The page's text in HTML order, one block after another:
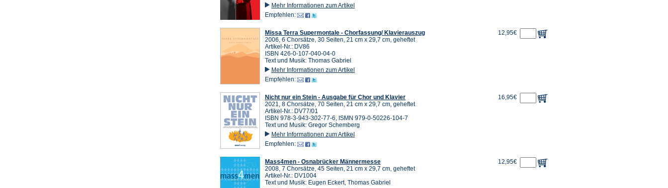
Mehr Informationen zum Artikel
Empfehlen:
Missa Terra Supermontale - Chorfassung/ Klavierauszug
2006, 6 Chorsätze, 30 Seiten, 21 cm x 29,7 cm, geheftet
Artikel-Nr.: DV86
ISBN 426-0-107-040-04-0
Text und Musik: Thomas Gabriel
Mehr Informationen zum Artikel
Empfehlen:
12,95€
Nicht nur ein Stein - Ausgabe für Chor und Klavier
2021, 8 Chorsätze, 70 Seiten, 21 cm x 29,7 cm, geheftet
Artikel-Nr.: DV77/01
ISBN 978-3-943-302-77-6, ISMN 979-0-50226-104-7
Text und Musik: Gregor Schemberg
Mehr Informationen zum Artikel
Empfehlen:
16,95€
Mass4men - Osnabrücker Männermesse
2008, 7 Chorsätze, 45 Seiten, 21 cm x 29,7 cm, geheftet
Artikel-Nr.: DV1004
Text und Musik: Eugen Eckert, Thomas Gabriel
12,95€